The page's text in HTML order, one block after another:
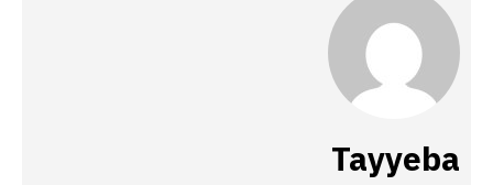
Tayyeba